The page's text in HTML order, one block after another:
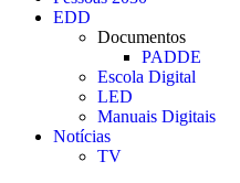
EDD
Documentos
PADDE
Escola Digital
LED
Manuais Digitais
Notícias
TV